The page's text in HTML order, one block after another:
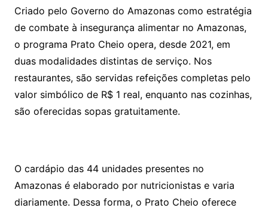
Criado pelo Governo do Amazonas como estratégia
de combate à insegurança alimentar no Amazonas,
o programa Prato Cheio opera, desde 2021, em
duas modalidades distintas de serviço. Nos
restaurantes, são servidas refeições completas pelo
valor simbólico de R$ 1 real, enquanto nas cozinhas,
são oferecidas sopas gratuitamente.
O cardápio das 44 unidades presentes no
Amazonas é elaborado por nutricionistas e varia
diariamente. Dessa forma, o Prato Cheio oferece